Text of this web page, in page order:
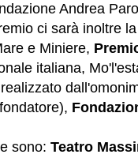
Andrea
ci sarà inoltre
e Miniere,
italiana,
sono: Teatro